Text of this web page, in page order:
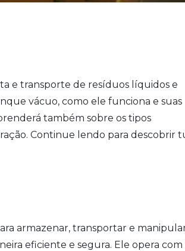
e transporte de resíduos líquidos e
vácuo, como ele funciona e suas
também sobre os tipos
Continue lendo para descobrir
armazenar, transportar e
eficiente e segura. Ele opera com